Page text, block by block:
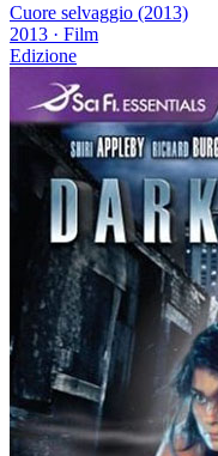
Cuore selvaggio (2013)
2013 · Film
Edizione